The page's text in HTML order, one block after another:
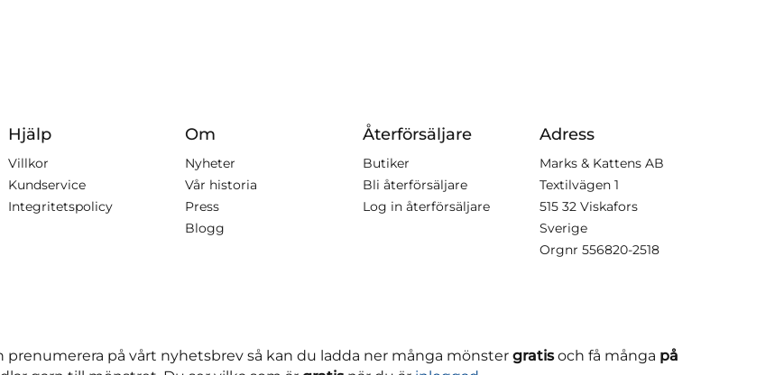
Hjälp
Villkor
Kundservice
Integritetspolicy
Om
Nyheter
Vår historia
Press
Blogg
Återförsäljare
Butiker
Bli återförsäljare
Log in återförsäljare
Adress
Marks & Kattens AB
Textilvägen 1
515 32 Viskafors
Sverige
Orgnr 556820-2518
på vårt nyhetsbrev så kan du ladda ner många mönster gratisoch få många på